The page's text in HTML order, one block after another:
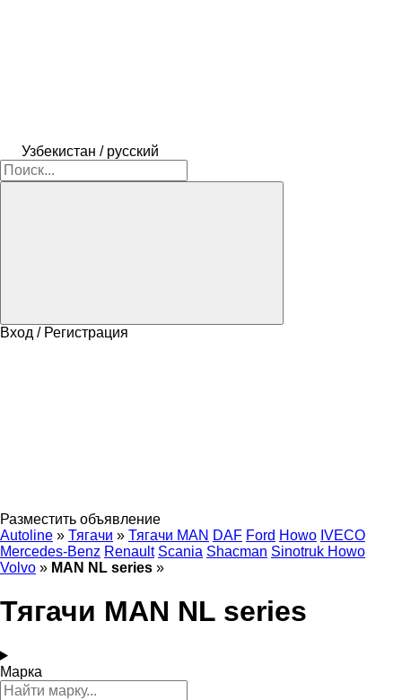
Узбекистан / русский
Вход / Регистрация
Разместить объявление
Autoline » Тягачи » Тягачи MAN DAF Ford Howo IVECO
Mercedes-Benz Renault Scania Shacman Sinotruk Howo
Volvo » MAN NL series »
Тягачи MAN NL series
Марка